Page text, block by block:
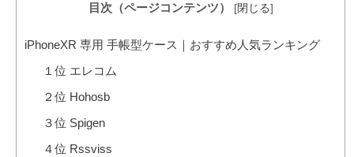
目次（ページコンテンツ） [閉じる]
iPhoneXR 専用 手帳型ケース｜おすすめ人気ランキング
１位 エレコム
２位 Hohosb
３位 Spigen
４位 Rssviss